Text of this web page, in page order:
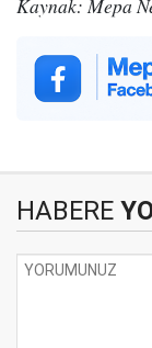
HABERE